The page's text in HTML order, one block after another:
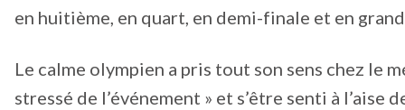
en huitième, en quart, en demi-finale et en
Le calme olympien a pris tout son sens chez le
stressé de l’événement » et s’être senti à l’aise